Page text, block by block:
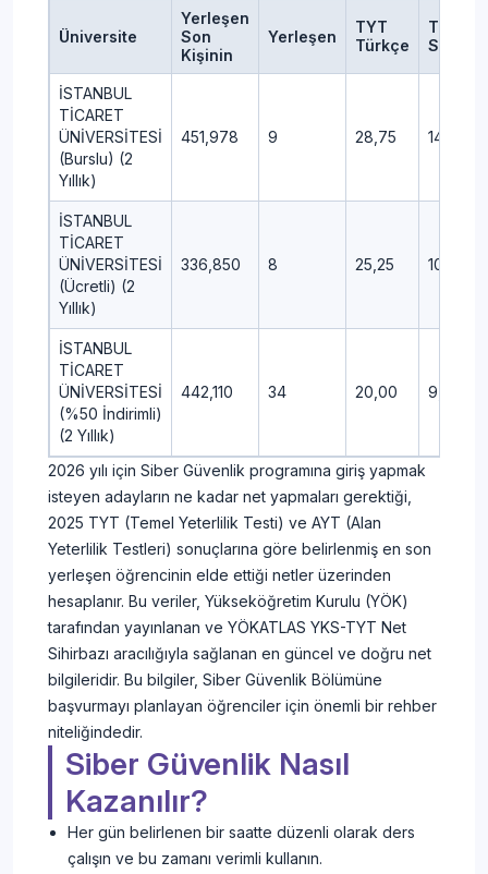
Üniversite
Yerleşen
Son
Kişinin
Yerleşen
TYT
Türkçe
TYT
Sosyal
İSTANBUL
TİCARET
ÜNİVERSİTESİ
(Burslu) (2
Yıllık)
451,978 9 28,75 14,00
İSTANBUL
TİCARET
ÜNİVERSİTESİ
(Ücretli) (2
Yıllık)
336,850 8 25,25 10,00
İSTANBUL
TİCARET
ÜNİVERSİTESİ
(%50 İndirimli)
(2 Yıllık)
442,110 34 20,00 9,75
2026 yılı için Siber Güvenlik programına giriş yapmak
isteyen adayların ne kadar net yapmaları gerektiği,
2025 TYT (Temel Yeterlilik Testi) ve AYT (Alan
Yeterlilik Testleri) sonuçlarına göre belirlenmiş en son
yerleşen öğrencinin elde ettiği netler üzerinden
hesaplanır. Bu veriler, Yükseköğretim Kurulu (YÖK)
tarafından yayınlanan ve YÖKATLAS YKS-TYT Net
Sihirbazı aracılığıyla sağlanan en güncel ve doğru net
bilgileridir. Bu bilgiler, Siber Güvenlik Bölümüne
başvurmayı planlayan öğrenciler için önemli bir rehber
niteliğindedir.
Siber Güvenlik Nasıl
Kazanılır?
Her gün belirlenen bir saatte düzenli olarak ders
çalışın ve bu zamanı verimli kullanın.